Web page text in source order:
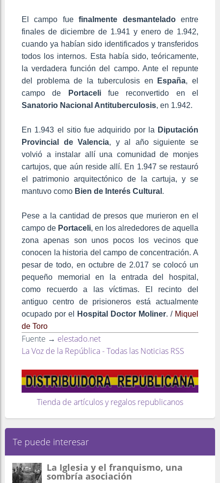
El campo fuefinalmente desmanteladoentre
finales de diciembre de 1.941 y enero de 1.942,
cuando ya habían sido identificados y transferidos
todos los internos. Esta había sido, teóricamente,
la verdadera función del campo. Ante el repunte
del problema de la tuberculosis en
España, el
campo de
Portacelifue reconvertido en el
Sanatorio Nacional Antituberculosis, en 1.942.
En 1.943 el sitio fue adquirido por la Diputación
Provincial de Valencia, y al año siguiente se
volvió a instalar allí una comunidad de monjes
cartujos, que aún reside allí. En 1.947 se restauró
el patrimonio arquitectónico de la cartuja, y se
mantuvo como Bien de Interés Cultural .
Pese a la cantidad de presos que murieron en el
campo de Portaceli, en los alrededores de aquella
zona apenas son unos pocos los vecinos que
conocen la historia del campo de concentración. A
pesar de todo, en octubre de 2.017 se colocó un
pequeño memorial en la entrada del hospital,
como recuerdo a las víctimas. El recinto del
antiguo centro de prisioneros está actualmente
ocupado por el
Hospital Doctor Moliner. / Miquel
de Toro
Fuente → elestado.net
La Voz de la República - Todas las Noticias RSS
Tienda de artículos y regalos republicanos
Te puede interesar
La Iglesia y el franquismo, una
sombría asociación